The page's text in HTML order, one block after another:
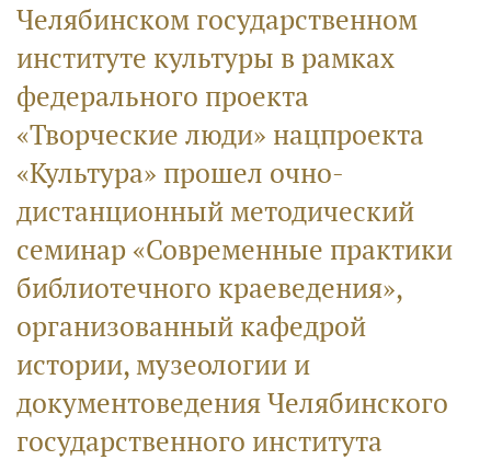
Челябинском государственном
институте культуры в рамках
федерального проекта
«Творческие люди» нацпроекта
«Культура» прошел очно-
дистанционный методический
семинар «Современные практики
библиотечного краеведения»,
организованный кафедрой
истории, музеологии и
документоведения Челябинского
государственного института